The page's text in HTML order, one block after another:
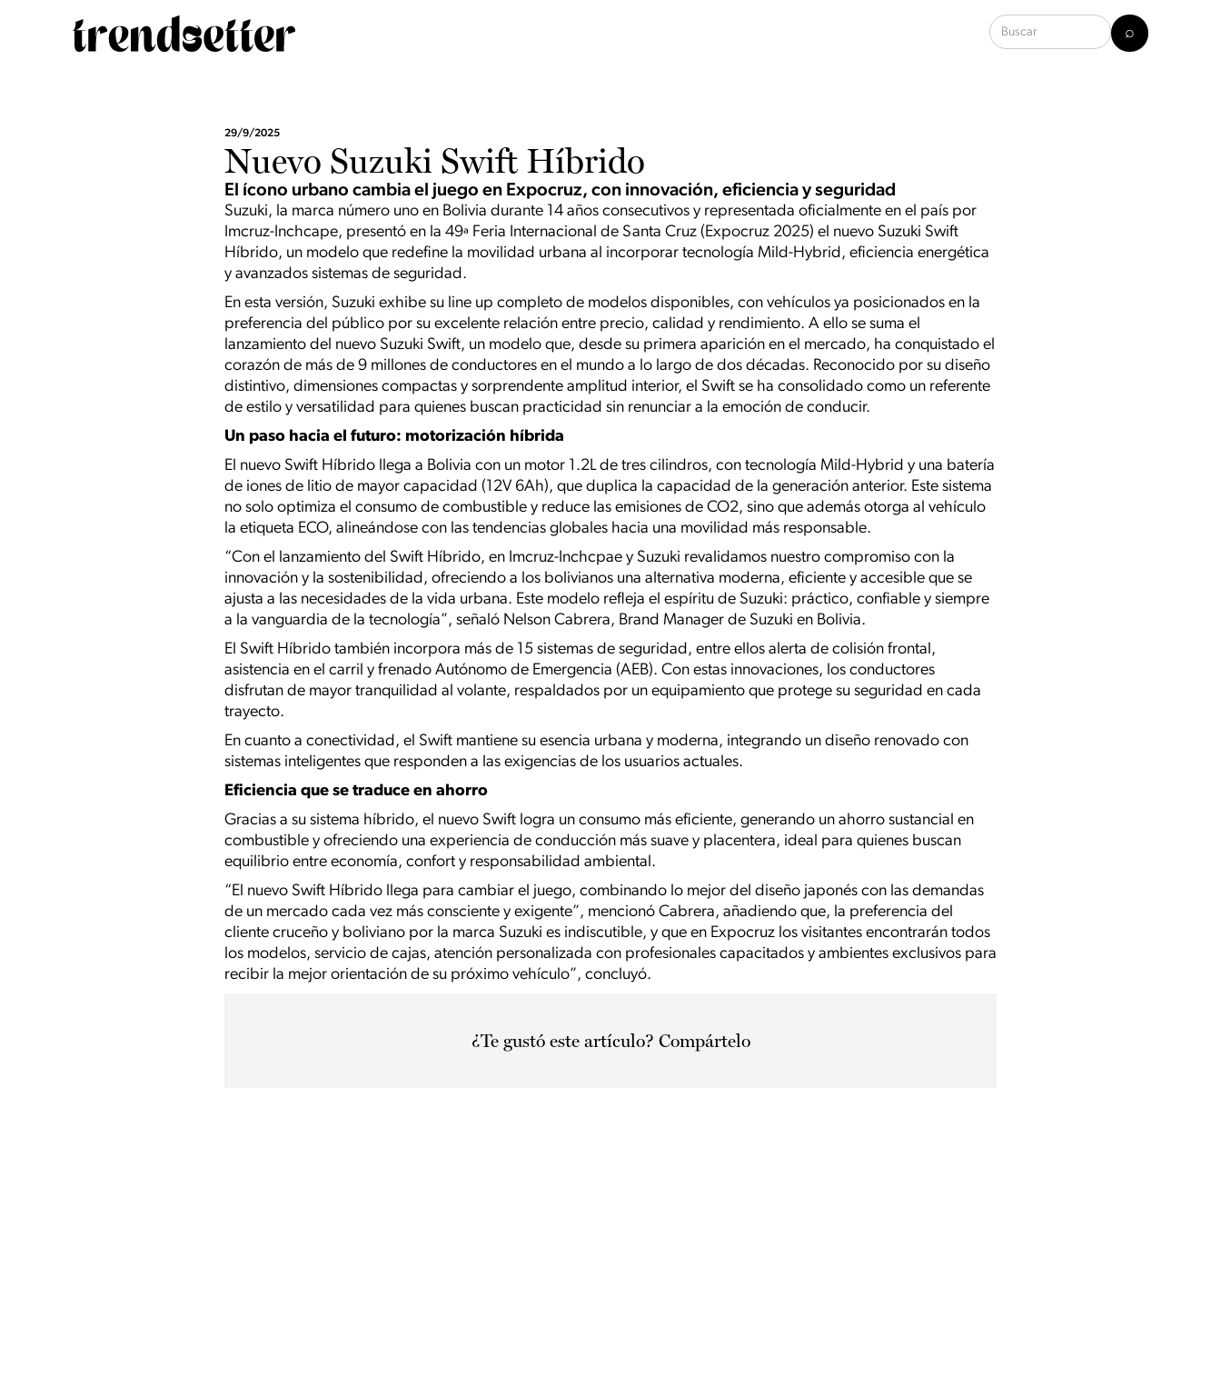
29/9/2025
Nuevo Suzuki Swift Híbrido
El ícono urbano cambia el juego en Expocruz, con innovación, eficiencia y seguridad
Suzuki, la marca número uno en Bolivia durante 14 años consecutivos y representada oficialmente en el país por
Imcruz-Inchcape, presentó en la 49ª Feria Internacional de Santa Cruz (Expocruz 2025) el nuevo Suzuki Swift
Híbrido, un modelo que redefine la movilidad urbana al incorporar tecnología Mild-Hybrid, eficiencia energética
y avanzados sistemas de seguridad.
En esta versión, Suzuki exhibe su line up completo de modelos disponibles, con vehículos ya posicionados en la
preferencia del público por su excelente relación entre precio, calidad y rendimiento. A ello se suma el
lanzamiento del nuevo Suzuki Swift, un modelo que, desde su primera aparición en el mercado, ha conquistado el
corazón de más de 9 millones de conductores en el mundo a lo largo de dos décadas. Reconocido por su diseño
distintivo, dimensiones compactas y sorprendente amplitud interior, el Swift se ha consolidado como un referente
de estilo y versatilidad para quienes buscan practicidad sin renunciar a la emoción de conducir.
Un paso hacia el futuro: motorización híbrida
El nuevo Swift Híbrido llega a Bolivia con un motor 1.2L de tres cilindros, con tecnología Mild-Hybrid y una batería
de iones de litio de mayor capacidad (12V 6Ah), que duplica la capacidad de la generación anterior. Este sistema
no solo optimiza el consumo de combustible y reduce las emisiones de CO2, sino que además otorga al vehículo
la etiqueta ECO, alineándose con las tendencias globales hacia una movilidad más responsable.
“Con el lanzamiento del Swift Híbrido, en Imcruz-Inchcpae y Suzuki revalidamos nuestro compromiso con la
innovación y la sostenibilidad, ofreciendo a los bolivianos una alternativa moderna, eficiente y accesible que se
ajusta a las necesidades de la vida urbana. Este modelo refleja el espíritu de Suzuki: práctico, confiable y siempre
a la vanguardia de la tecnología”, señaló Nelson Cabrera, Brand Manager de Suzuki en Bolivia.
El Swift Híbrido también incorpora más de 15 sistemas de seguridad, entre ellos alerta de colisión frontal,
asistencia en el carril y frenado Autónomo de Emergencia (AEB). Con estas innovaciones, los conductores
disfrutan de mayor tranquilidad al volante, respaldados por un equipamiento que protege su seguridad en cada
trayecto.
En cuanto a conectividad, el Swift mantiene su esencia urbana y moderna, integrando un diseño renovado con
sistemas inteligentes que responden a las exigencias de los usuarios actuales.
Eficiencia que se traduce en ahorro
Gracias a su sistema híbrido, el nuevo Swift logra un consumo más eficiente, generando un ahorro sustancial en
combustible y ofreciendo una experiencia de conducción más suave y placentera, ideal para quienes buscan
equilibrio entre economía, confort y responsabilidad ambiental.
“El nuevo Swift Híbrido llega para cambiar el juego, combinando lo mejor del diseño japonés con las demandas
de un mercado cada vez más consciente y exigente”, mencionó Cabrera, añadiendo que, la preferencia del
cliente cruceño y boliviano por la marca Suzuki es indiscutible, y que en Expocruz los visitantes encontrarán todos
los modelos, servicio de cajas, atención personalizada con profesionales capacitados y ambientes exclusivos para
recibir la mejor orientación de su próximo vehículo”, concluyó.
¿Te gustó este artículo? Compártelo